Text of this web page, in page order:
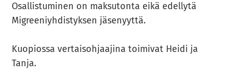
Osal­lis­tu­mi­nen on mak­su­ton­ta eikä edel­ly­tä
Migree­niyh­dis­tyk­sen jä­se­nyyt­tä.
Kuo­pios­sa ver­tai­soh­jaa­ji­na toi­mi­vat Heidi ja
Tanja.